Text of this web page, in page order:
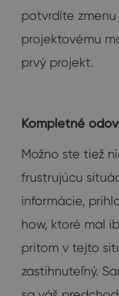
potvrdíte
projektovému
prvý projekt.
Kompletné
Možno ste tiež
frustrujúcu
informácie,
how, ktoré mal
pritom v tejto
zastihnuteľný.